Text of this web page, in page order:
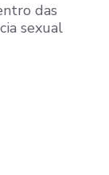
das
sexual